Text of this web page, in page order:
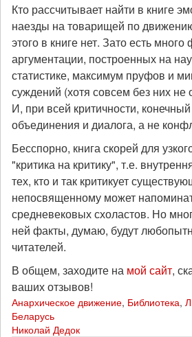
Кто рассчитывает найти в книге
наезды на товарищей по
этого в книге нет. Зато есть много
аргументации, построенных на
статистике, максимум пруфов и
суждений (хотя совсем без них не
И, при всей критичности,
объединения и диалога, а не
Бесспорно, книга скорей для
"критика на критику", т.е.
тех, кто и так критикует
непосвященному может
средневековых схоластов. Но
ней факты, думаю, будут
читателей.
В общем, заходите на мой сайт,
ваших отзывов!
Анархическое движение, Библиотека,
Беларусь
Николай Дедок